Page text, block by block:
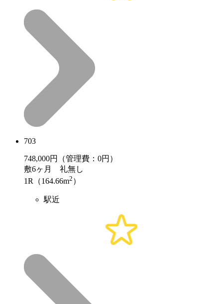
703
748,000円（管理費：0円）
敷6ヶ月 礼無し
1R（164.66m2 ）
駅近